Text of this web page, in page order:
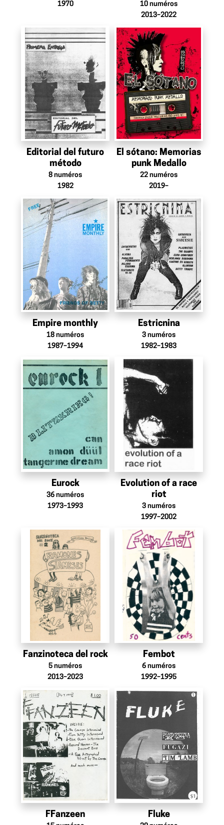
1970
10 numéros
2013–2022
Editorial del futuro
método
8 numéros
1982
El sótano: Memorias
punk Medallo
22 numéros
2019–
Empire monthly
18 numéros
1987–1994
Estricnina
3 numéros
1982–1983
Eurock
36 numéros
1973–1993
Evolution of a race
riot
3 numéros
1997–2002
Fanzinoteca del rock
5 numéros
2013–2023
Fembot
6 numéros
1992–1995
FFanzeen Fluke